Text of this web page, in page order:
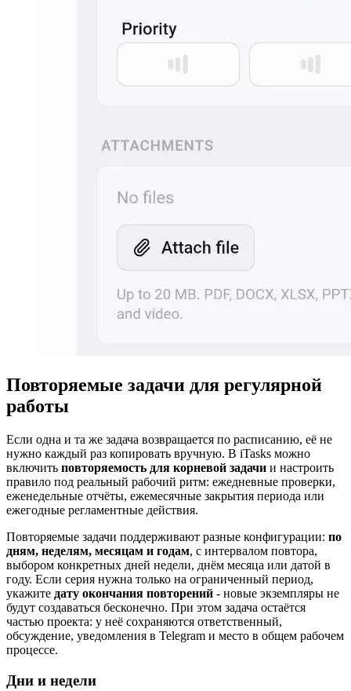
Повторяемые задачи для регулярной
работы
Если одна и та же задача возвращается по расписанию, её не
нужно каждый раз копировать вручную. В iTasks можно
включить повторяемость для корневой задачи и настроить
правило под реальный рабочий ритм: ежедневные проверки,
еженедельные отчёты, ежемесячные закрытия периода или
ежегодные регламентные действия.
Повторяемые задачи поддерживают разные конфигурации: по
дням, неделям, месяцам и годам, с интервалом повтора,
выбором конкретных дней недели, днём месяца или датой в
году. Если серия нужна только на ограниченный период,
укажите дату окончания повторений - новые экземпляры не
будут создаваться бесконечно. При этом задача остаётся
частью проекта: у неё сохраняются ответственный,
обсуждение, уведомления в Telegram и место в общем рабочем
процессе.
Дни и недели